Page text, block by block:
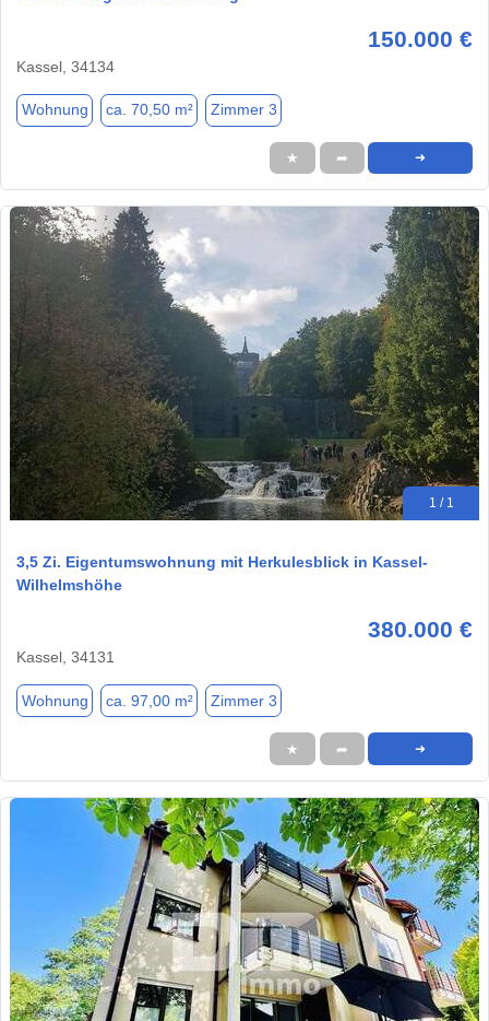
150.000 €
Kassel, 34134
Wohnung ca. 70,50 m² Zimmer 3
★ ➦ ➜
1 / 1
3,5 Zi. Eigentumswohnung mit Herkulesblick in Kassel-
Wilhelmshöhe
380.000 €
Kassel, 34131
Wohnung ca. 97,00 m² Zimmer 3
★ ➦ ➜